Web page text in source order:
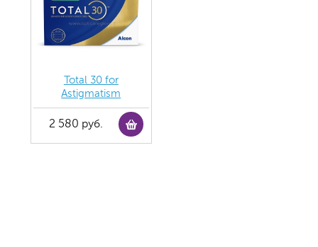
Total 30 for
Astigmatism
2 580 руб.